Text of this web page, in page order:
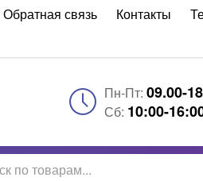
Обратная связь Контакты
Пн-Пт: 09.00-
Сб: 10:00-